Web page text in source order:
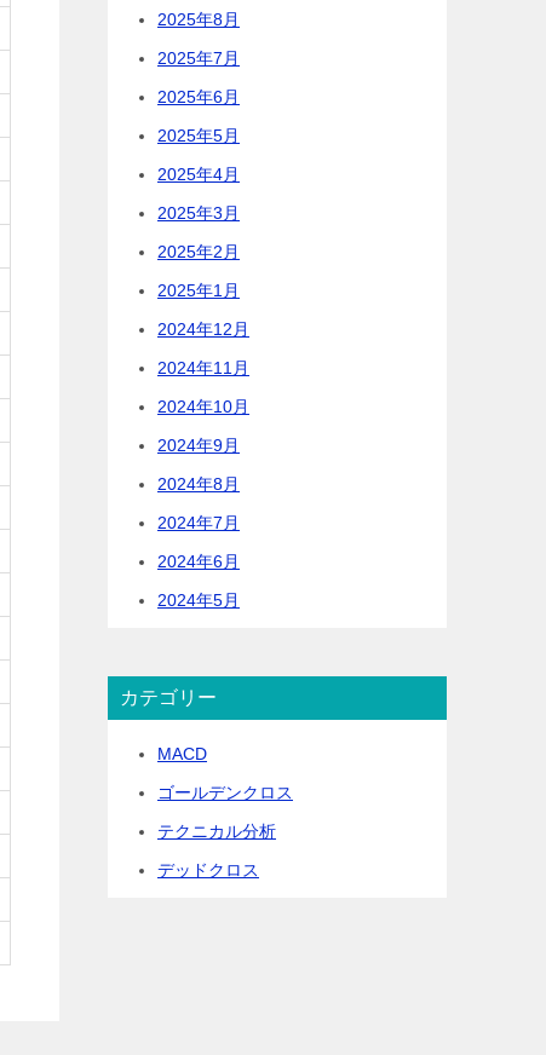
2025年8月
2025年7月
2025年6月
2025年5月
2025年4月
2025年3月
2025年2月
2025年1月
2024年12月
2024年11月
2024年10月
2024年9月
2024年8月
2024年7月
2024年6月
2024年5月
カテゴリー
MACD
ゴールデンクロス
テクニカル分析
デッドクロス